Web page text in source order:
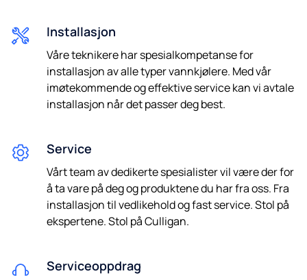
Jeg samtykker til å bli kontaktet om fremtidige tilbud.
*Obligatoriske felter. Ved å sende oss dine opplysninger godtar du
personvernerklæring.Vi garanterer 100% personvern. Din
informasjon vil ikke bli delt.
Installasjon
Våre teknikere har spesialkompetanse for
installasjon av alle typer vannkjølere. Med vår
imøtekommende og effektive service kan vi avtale
installasjon når det passer deg best.
Service
Vårt team av dedikerte spesialister vil være der for
å ta vare på deg og produktene du har fra oss. Fra
installasjon til vedlikehold og fast service. Stol på
ekspertene. Stol på Culligan.
Serviceoppdrag